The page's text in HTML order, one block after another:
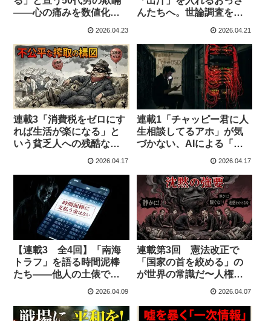
——心の痛みを数値化す
る無能は運動から即刻排
2026.04.23
んたちへ。世論調査を疑
うアホリベラルの知的退
2026.04.21
連載3「消費税をゼロにす
れば生活が楽になる」と
いう貧乏人への残酷な
嘘。我々が消費税をぶっ
2026.04.17
連載1「チャッピー君に人
生相談してるアホ」が気
づかない、AIによる「イ
ンフラ完全破壊」の足音
2026.04.17
【連載3 全4回】「南海
トラフ」を語る時間泥棒
たち——他人の土俵で承
認欲求を満たす精神病理
2026.04.09
連載第3回 憲法改正で
「国家の首を絞める」の
が世界の常識だ〜人権を
蔑ろにし加害者に寄り添
2026.04.07